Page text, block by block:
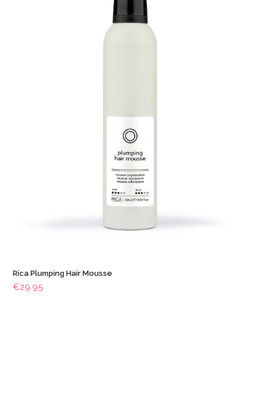
Rica Plumping Hair Mousse
€29.95